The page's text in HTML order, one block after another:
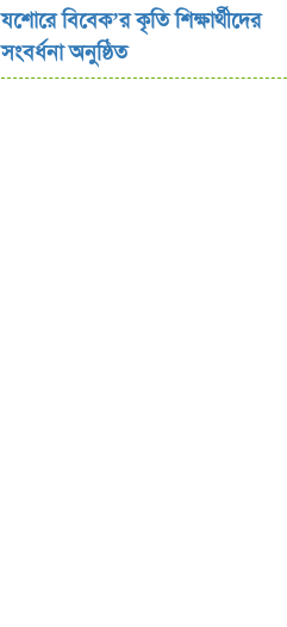
যশোরে বিবেক’র কৃতি শিক্ষার্থীদের
সংবর্ধনা অনুষ্ঠিত